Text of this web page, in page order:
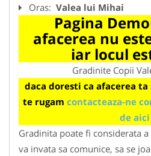
Oras: Valea lui Mihai
Pagina
afacerea nu
iar locul
Gradinite Copii
daca doresti ca afacerea
te rugam contacteaza-ne
de aici
Gradinita poate fi considerata
va invata sa comunice, sa se